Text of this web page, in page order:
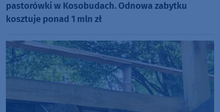
pastorówki w Kosobudach. Odnowa zabytku
kosztuje ponad 1 mln zł